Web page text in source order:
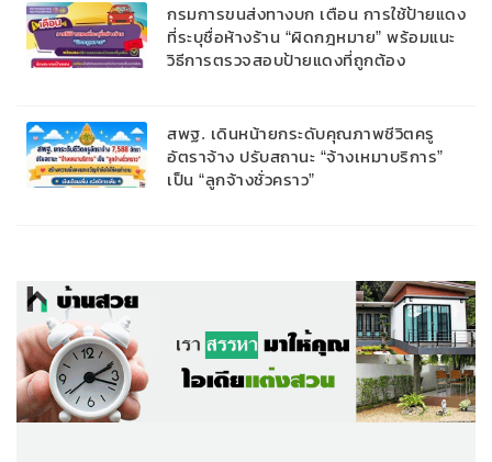
กรมการขนส่งทางบก เตือน การใช้ป้ายแดง
ที่ระบุชื่อห้างร้าน “ผิดกฎหมาย” พร้อมแนะ
วิธีการตรวจสอบป้ายแดงที่ถูกต้อง
สพฐ. เดินหน้ายกระดับคุณภาพชีวิตครู
อัตราจ้าง ปรับสถานะ “จ้างเหมาบริการ”
เป็น “ลูกจ้างชั่วคราว”